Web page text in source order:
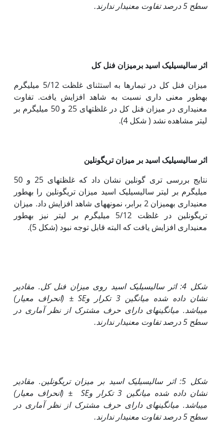
سطح 5 درصد تفاوت معنی‏دار ندارند.
اثر سالیسیلیک اسید بر میزان فنل کل
میزان فنل کل در تیمارها به استثنای غلظت 5/12 میلی‏گرم
به‏طور معنی داری نسبت به شاهد افزایش یافت. تفاوت
معنی‏داری در میزان فنل کل در غلظت‏های 25 و 50 میلی‏گرم بر
لیتر مشاهده نشد ( شکل 4).
اثر سالیسیلیک اسید بر میزان تری‏گونلین
نتایج بررسی تری گونلین نشان داد که غلظت‏های 25 و 50
میلی‏گرم بر لیتر سالیسیلیک اسید میزان تری‏گونلین را به‏طور
معنی‏داری به‏میزان 2 برابر، نمونه‏های شاهد افزایش داد. میزان
تری‏گونلین در غلظت 5/12 میلی‏گرم بر لیتر نیز به‏طور
معنی‏داری افزایش یافت که البته قابل توجه نبود (شکل 5).
شکل 4:
اثر سالیسیلیک اسید روی میزان فنل کل. مقادیر
نشان داده شده میانگین 3 تکرار و
SE
± (انحراف معیار)
می‏باشد. میانگین‏های دارای حرف مشترک از نظر آماری در
سطح 5 درصد تفاوت معنی‏دار ندارند.
شکل 5: اثر سالیسیلیک اسید بر میزان تری‏گونلین. مقادیر
نشان داده شده میانگین 3 تکرار و
SE
± (انحراف معیار)
می‏باشد. میانگین‏های دارای حرف مشترک از نظر آماری در
سطح 5 درصد تفاوت معنی‏دار ندارند.